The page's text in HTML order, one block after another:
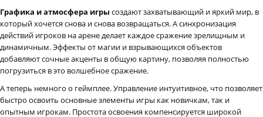
Графика и атмосфера игры создают захватывающий и яркий мир, в
который хочется снова и снова возвращаться. А синхронизация
действий игроков на арене делает каждое сражение зрелищным и
динамичным. Эффекты от магии и взрывающихся объектов
добавляют сочные акценты в общую картину, позволяя полностью
погрузиться в это волшебное сражение.
А теперь немного о геймплее. Управление интуитивное, что позволяет
быстро освоить основные элементы игры как новичкам, так и
опытным игрокам. Простота освоения компенсируется широкой